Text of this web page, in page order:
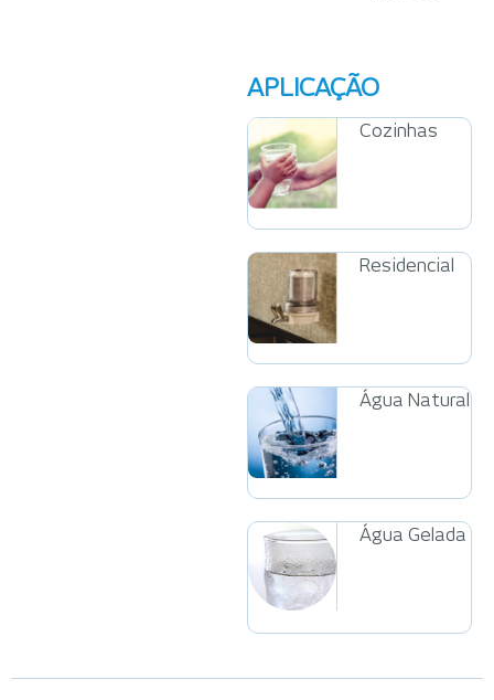
APLICAÇÃO
Cozinhas
Residencial
Água Natural
Água Gelada